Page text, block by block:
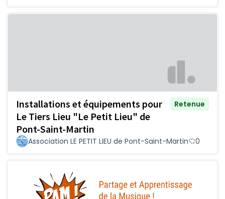
Installations et équipements pour
Le Tiers Lieu "Le Petit Lieu" de
Pont-Saint-Martin
Retenue
Association LE PETIT LIEU de Pont-Saint-Martin 0